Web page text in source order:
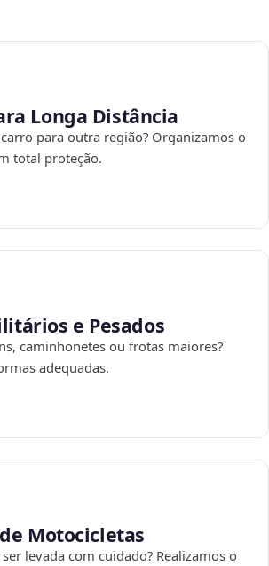
Longa Distância
para outra região? Organizamos o
total proteção.
e Pesados
caminhonetes ou frotas maiores?
adequadas.
Motocicletas
levada com cuidado? Realizamos o